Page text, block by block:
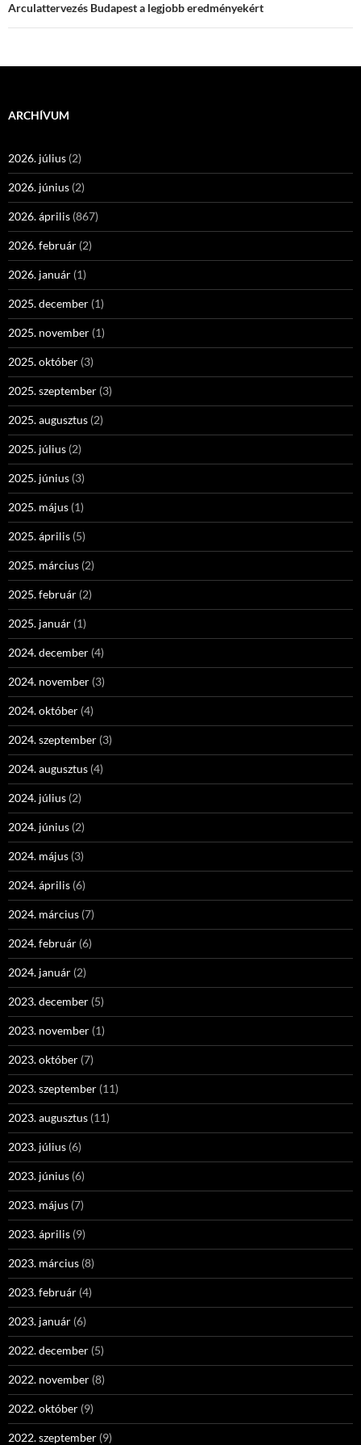
Arculattervezés Budapest a legjobb eredményekért
ARCHÍVUM
2026. július (2)
2026. június (2)
2026. április (867)
2026. február (2)
2026. január (1)
2025. december (1)
2025. november (1)
2025. október (3)
2025. szeptember (3)
2025. augusztus (2)
2025. július (2)
2025. június (3)
2025. május (1)
2025. április (5)
2025. március (2)
2025. február (2)
2025. január (1)
2024. december (4)
2024. november (3)
2024. október (4)
2024. szeptember (3)
2024. augusztus (4)
2024. július (2)
2024. június (2)
2024. május (3)
2024. április (6)
2024. március (7)
2024. február (6)
2024. január (2)
2023. december (5)
2023. november (1)
2023. október (7)
2023. szeptember (11)
2023. augusztus (11)
2023. július (6)
2023. június (6)
2023. május (7)
2023. április (9)
2023. március (8)
2023. február (4)
2023. január (6)
2022. december (5)
2022. november (8)
2022. október (9)
2022. szeptember (9)